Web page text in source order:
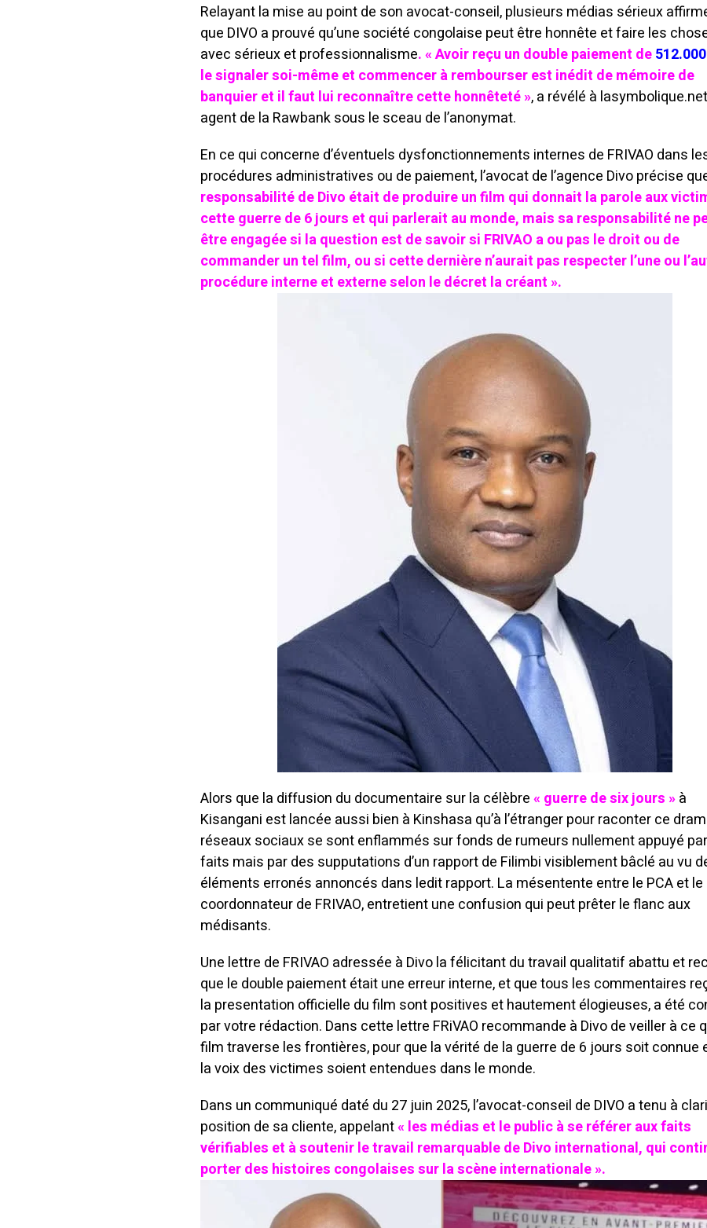
Relayant la mise au point de son avocat-conseil, plusieurs médias sérieux
que DIVO a prouvé qu’une société congolaise peut être honnête et faire les
avec sérieux et professionnalisme. « Avoir reçu un double paiement de
le signaler soi-même et commencer à rembourser est inédit de mémoire de
banquier et il faut lui reconnaître cette honnêteté », a révélé à
agent de la Rawbank sous le sceau de l’anonymat.
En ce qui concerne d’éventuels dysfonctionnements internes de FRIVAO dans
procédures administratives ou de paiement, l’avocat de l’agence Divo précise
responsabilité de Divo était de produire un film qui donnait la parole aux
cette guerre de 6 jours et qui parlerait au monde, mais sa responsabilité ne
être engagée si la question est de savoir si FRIVAO a ou pas le droit ou de
commander un tel film, ou si cette dernière n’aurait pas respecter l’une ou
procédure interne et externe selon le décret la créant ».
Alors que la diffusion du documentaire sur la célèbre« guerre de six jours »à
Kisangani est lancée aussi bien à Kinshasa qu’à l’étranger pour raconter ce
réseaux sociaux se sont enflammés sur fonds de rumeurs nullement appuyé
faits mais par des supputations d’un rapport de Filimbi visiblement bâclé au vu
éléments erronés annoncés dans ledit rapport. La mésentente entre le PCA et le
coordonnateur de FRIVAO, entretient une confusion qui peut prêter le flanc aux
médisants.
Une lettre de FRIVAO adressée à Divo la félicitant du travail qualitatif abattu et
que le double paiement était une erreur interne, et que tous les commentaires
la presentation officielle du film sont positives et hautement élogieuses, a été
par votre rédaction. Dans cette lettre FRiVAO recommande à Divo de veiller à ce
film traverse les frontières, pour que la vérité de la guerre de 6 jours soit connue
la voix des victimes soient entendues dans le monde.
Dans un communiqué daté du 27 juin 2025, l’avocat-conseil de DIVO a tenu à
position de sa cliente, appelant« les médias et le public à se référer aux faits
vérifiables et à soutenir le travail remarquable de Divo international, qui
porter des histoires congolaises sur la scène internationale ».